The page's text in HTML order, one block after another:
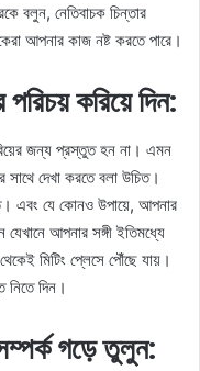
বলুন, নেতিবাচক চিন্তার
আপনার কাজ নষ্ট করতে পারে।
করিয়ে দিন:
জন্য প্রস্তুত হন না। এমন
সাথে দেখা করতে বলা উচিত।
এবং যে কোনও উপায়ে, আপনার
যেখানে আপনার সঙ্গী ইতিমধ্যে
মিটিং প্লেসে পৌঁছে যায়।
নিতে দিন।
গড়ে তুলুন: